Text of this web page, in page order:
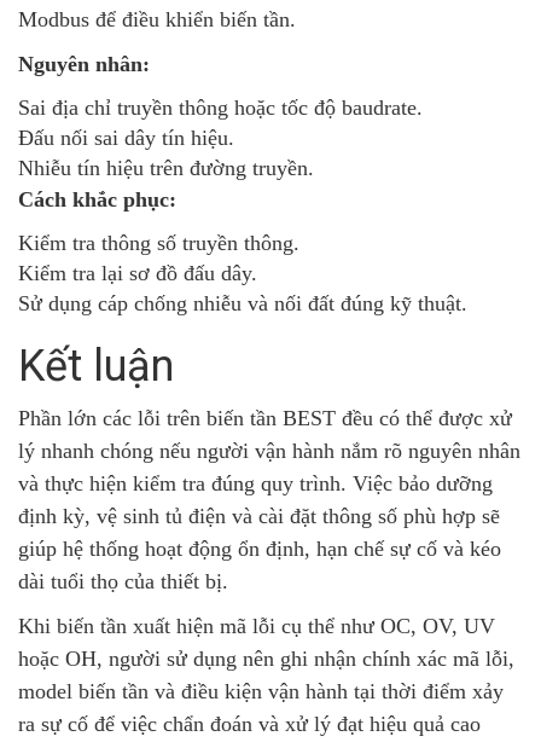
Modbus để điều khiển biến tần.
Nguyên nhân:
Sai địa chỉ truyền thông hoặc tốc độ baudrate.
Đấu nối sai dây tín hiệu.
Nhiễu tín hiệu trên đường truyền.
Cách khắc phục:
Kiểm tra thông số truyền thông.
Kiểm tra lại sơ đồ đấu dây.
Sử dụng cáp chống nhiễu và nối đất đúng kỹ thuật.
Kết luận
Phần lớn các lỗi trên biến tần BEST đều có thể được xử
lý nhanh chóng nếu người vận hành nắm rõ nguyên nhân
và thực hiện kiểm tra đúng quy trình. Việc bảo dưỡng
định kỳ, vệ sinh tủ điện và cài đặt thông số phù hợp sẽ
giúp hệ thống hoạt động ổn định, hạn chế sự cố và kéo
dài tuổi thọ của thiết bị.
Khi biến tần xuất hiện mã lỗi cụ thể như OC, OV, UV
hoặc OH, người sử dụng nên ghi nhận chính xác mã lỗi,
model biến tần và điều kiện vận hành tại thời điểm xảy
ra sự cố để việc chẩn đoán và xử lý đạt hiệu quả cao